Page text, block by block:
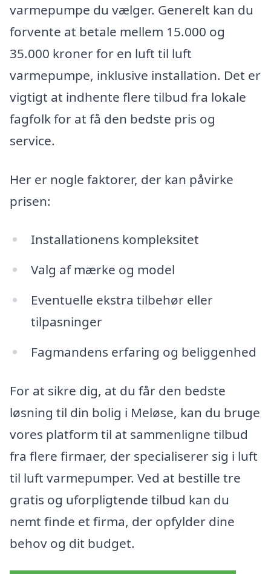
varmepumpe du vælger. Generelt kan du
forvente at betale mellem 15.000 og
35.000 kroner for en luft til luft
varmepumpe, inklusive installation. Det er
vigtigt at indhente flere tilbud fra lokale
fagfolk for at få den bedste pris og
service.
Her er nogle faktorer, der kan påvirke
prisen:
Installationens kompleksitet
Valg af mærke og model
Eventuelle ekstra tilbehør eller
tilpasninger
Fagmandens erfaring og beliggenhed
For at sikre dig, at du får den bedste
løsning til din bolig i Meløse, kan du bruge
vores platform til at sammenligne tilbud
fra flere firmaer, der specialiserer sig i luft
til luft varmepumper. Ved at bestille tre
gratis og uforpligtende tilbud kan du
nemt finde et firma, der opfylder dine
behov og dit budget.